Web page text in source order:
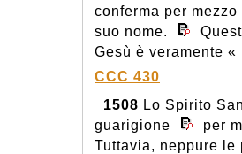
conferma per
suo nome.
Gesù è veramente
CCC 430
1508 Lo Spirito
guarigione
per
Tuttavia, neppure